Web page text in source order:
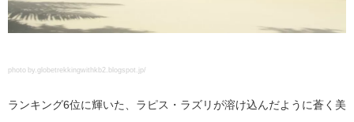
photo by.globetrekkingwithkb2.blogspot.jp/
ランキング6位に輝いた、ラピス・ラズリが溶け込んだように蒼く美